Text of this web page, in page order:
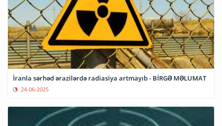
İranla sərhəd ərazilərdə radiasiya artmayıb - BİRGƏ MƏLUMAT
24-06-2025